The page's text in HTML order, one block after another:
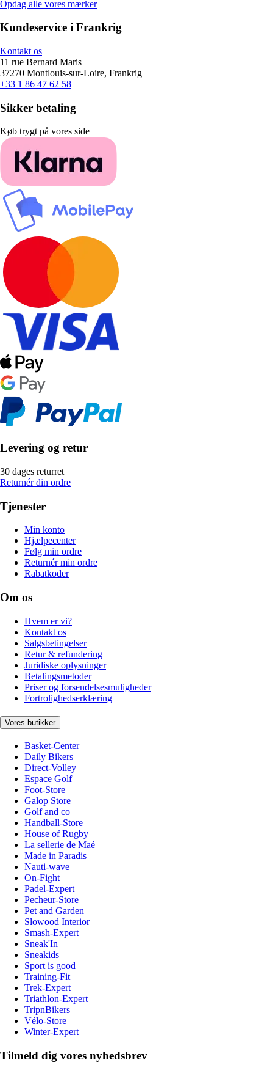
Opdag alle vores mærker
Kundeservice i Frankrig
Kontakt os
11 rue Bernard Maris
37270 Montlouis-sur-Loire, Frankrig
+33 1 86 47 62 58
Sikker betaling
Køb trygt på vores side
Levering og retur
30 dages returret
Returnér din ordre
Tjenester
Min konto
Hjælpecenter
Følg min ordre
Returnér min ordre
Rabatkoder
Om os
Hvem er vi?
Kontakt os
Salgsbetingelser
Retur & refundering
Juridiske oplysninger
Betalingsmetoder
Priser og forsendelsesmuligheder
Fortrolighedserklæring
Vores butikker
Basket-Center
Daily Bikers
Direct-Volley
Espace Golf
Foot-Store
Galop Store
Golf and co
Handball-Store
House of Rugby
La sellerie de Maé
Made in Paradis
Nauti-wave
On-Fight
Padel-Expert
Pecheur-Store
Pet and Garden
Slowood Interior
Smash-Expert
Sneak'In
Sneakids
Sport is good
Training-Fit
Trek-Expert
Triathlon-Expert
TripnBikers
Vélo-Store
Winter-Expert
Tilmeld dig vores nyhedsbrev